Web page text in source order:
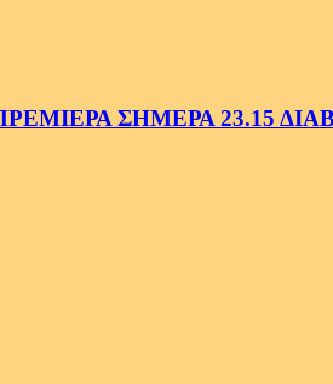
ΣΗΜΕΡΑ 23.15